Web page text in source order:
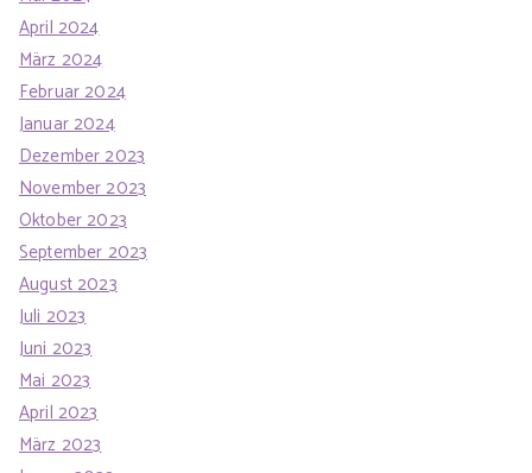
April 2024
März 2024
Februar 2024
Januar 2024
Dezember 2023
November 2023
Oktober 2023
September 2023
August 2023
Juli 2023
Juni 2023
Mai 2023
April 2023
März 2023